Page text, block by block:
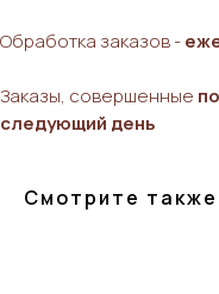
Обработка заказов -
Заказы, совершенные
следующий день
Смотрите